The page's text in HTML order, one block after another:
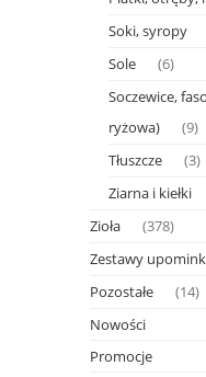
Soki, syropy
Sole (6)
Soczewice,
ryżowa)
(9)
Tłuszcze (3)
Ziarna i kiełki
Zioła (378)
Zestawy
Pozostałe (14)
Nowości
Promocje